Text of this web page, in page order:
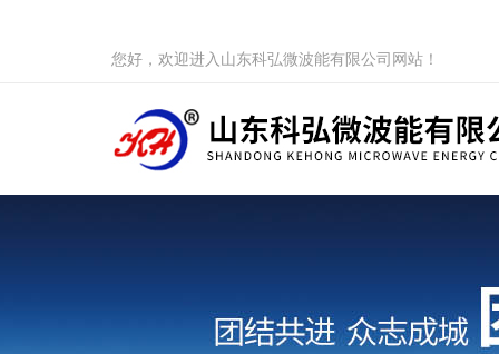
您好，欢迎进入山东科弘微波能有限公司网站！